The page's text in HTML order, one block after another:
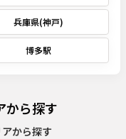
兵庫県(神戸)
博多駅
から探す
から探す